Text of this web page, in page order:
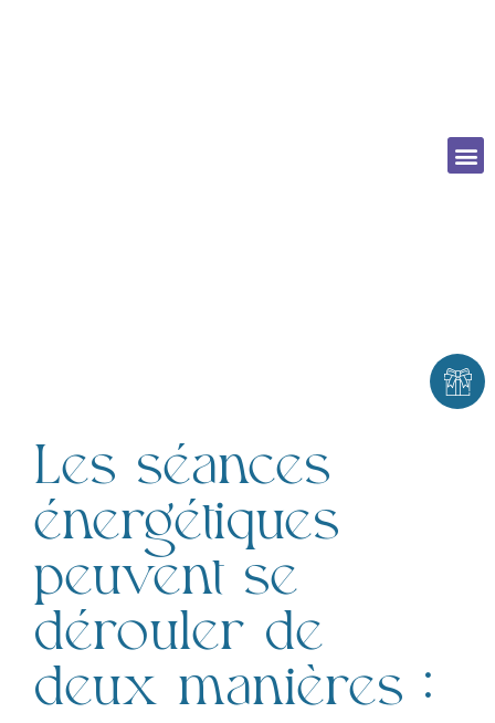
Les séances
énergétiques
peuvent se
dérouler de
deux manières :